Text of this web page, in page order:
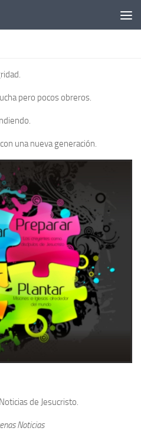
pero pocos obreros.
una nueva generación.
de Jesucristo.
Noticias